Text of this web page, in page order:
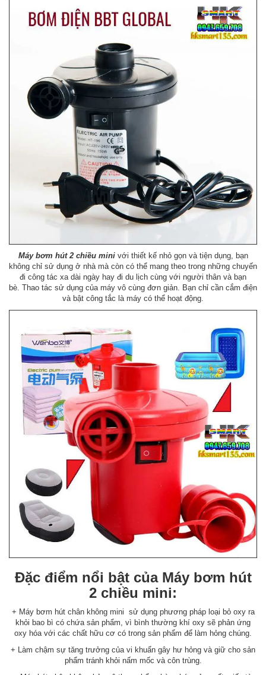
Máy bơm hút 2 chiều minivới thiết kế nhỏ gọn và tiện dụng, bạn
không chỉ sử dụng ở nhà mà còn có thể mang theo trong những chuyến
đi công tác xa dài ngày hay đi du lịch cùng với người thân và bạn
bè. Thao tác sử dụng của máy vô cùng đơn giản. Bạn chỉ cần cắm điện
và bật công tắc là máy có thể hoạt động.
Đặc điểm nổi bật của Máy bơm hút
2 chiều mini:
+ Máy bơm hút chân không mini sử dụng phương pháp loại bỏ oxy ra
khỏi bao bì có chứa sản phẩm, vì bình thường khí oxy sẽ phản ứng
oxy hóa với các chất hữu cơ có trong sản phẩm để làm hỏng chúng.
+ Làm chậm sự tăng trưởng của vi khuẩn gây hư hỏng và giữ cho sản
phẩm tránh khỏi nấm mốc và côn trùng.